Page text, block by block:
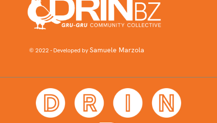
© 2022 - Developed bySamuele Marzola